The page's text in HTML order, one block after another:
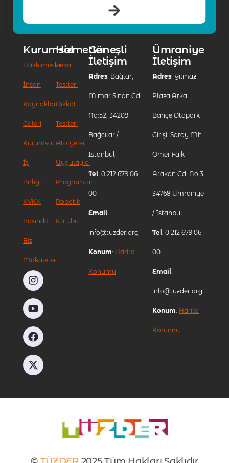
Kurumsal
Hakkımızda
İnsan
Kaynakları
Galeri
Kurumsal
İş
Birliği
KVKK
Basında
Biz
Makaleler
Hizmetler
Zeka
Testleri
Dikkat
Testleri
Atölyeler
Uygulayıcı
Programları
Robotik
Kulübü
Güneşli
İletişim
Adres: Bağlar,
Mimar Sinan Cd.
No:52, 34209
Bağcılar /
İstanbul
Tel: 0 212 679 06
00
Email:
info@tuzder.org
Konum: Harita
Konumu
Ümraniye
İletişim
Adres: Yılmaz
Plaza Arka
Bahçe Otopark
Girişi, Saray Mh.
Ömer Faik
Atakan Cd. No:3
34768 Ümraniye
/ İstanbul
Tel: 0 212 679 06
00
Email:
info@tuzder.org
Konum: Harita
Konumu